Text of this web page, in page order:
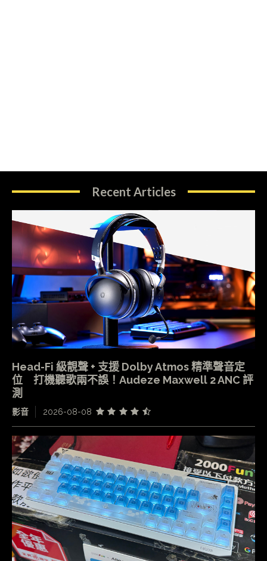
Recent Articles
Head-Fi 級靚聲 + 支援 Dolby Atmos 精準聲音定
位 打機聽歌兩不誤！Audeze Maxwell 2 ANC 評
測
影音 2026-08-08